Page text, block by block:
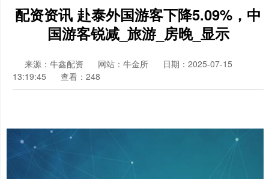
配资资讯 赴泰外国游客下降5.09%，中
国游客锐减_旅游_房晚_显示
来源：牛鑫配资 网站：牛金所
日期：2025-07-15
13:19:45
查看：248